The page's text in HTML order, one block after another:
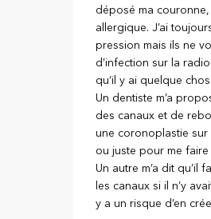
déposé ma
allergique. J’ai
pression mais ils ne
d’infection sur la
qu’il y ai quelque
Un dentiste m’a
des canaux et de
une coronoplastie sur
ou juste pour me faire
Un autre m’a dit qu’il
les canaux si il n’y
y a un risque d’en